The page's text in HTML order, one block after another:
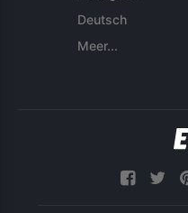
Deutsch
Meer...